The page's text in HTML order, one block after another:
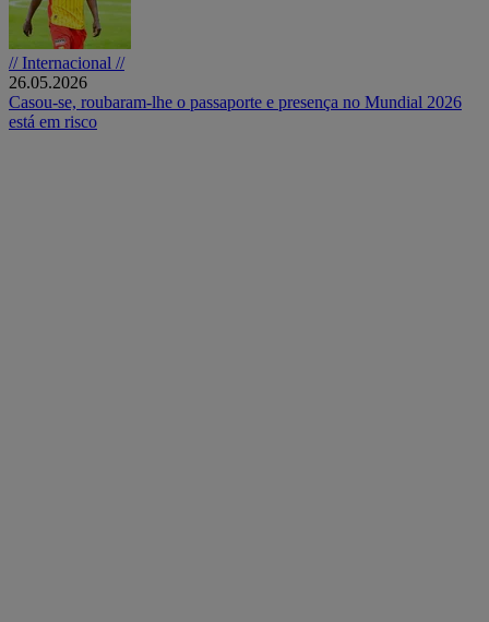
// Internacional //
26.05.2026
Casou-se, roubaram-lhe o passaporte e presença no Mundial 2026
está em risco